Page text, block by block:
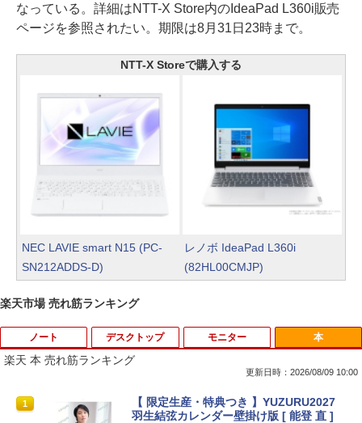
なっている。詳細はNTT-X Store内のIdeaPad L360i販売
ページを参照されたい。期限は8月31日23時まで。
NTT-X Storeで購入する
NEC LAVIE smart N15 (PC-
SN212ADDS-D)
レノボ IdeaPad L360i
(82HL00CMJP)
楽天市場 売れ筋ランキング
ノート
1
【マラソン限定価格】中古 NEC Lavie N
S700/NAB Core i7 8565U 第8世代CPU
デスクトップ
1
【訳あり品】中古パソコン | NEC | Mate
MKM34B-1 | Windows11 | デスクトップ
モニター
1
【マラソンセール期間中ポイント5倍】
【まとめ買いでお得】 中古モニター 18.5
本
楽天 本 売れ筋ランキング
更新日時：2026/08/09 10:00
1
【 限定生産・特典つき 】YUZURU2027
羽生結弦カレンダー壁掛け版 [ 能登 直 ]